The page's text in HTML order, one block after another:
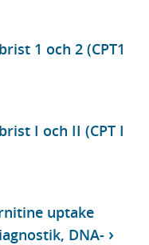
1 och 2 (CPT1
I och II (CPT I
uptake
DNA-